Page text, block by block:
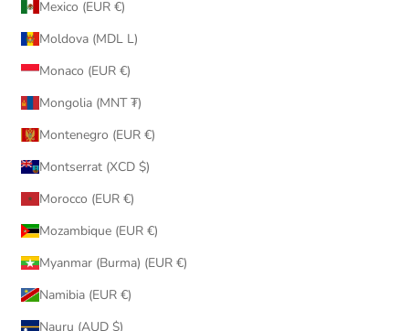
Mexico (EUR €)
Moldova (MDL L)
Monaco (EUR €)
Mongolia (MNT ₮)
Montenegro (EUR €)
Montserrat (XCD $)
Morocco (EUR €)
Mozambique (EUR €)
Myanmar (Burma) (EUR €)
Namibia (EUR €)
Nauru (AUD $)